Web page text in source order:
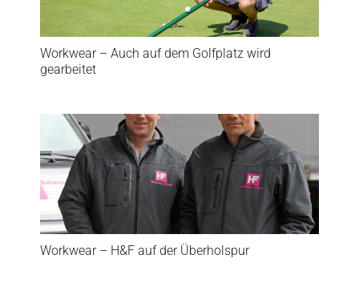
Workwear – Auch auf dem Golfplatz wird
gearbeitet
Workwear – H&F auf der Überholspur